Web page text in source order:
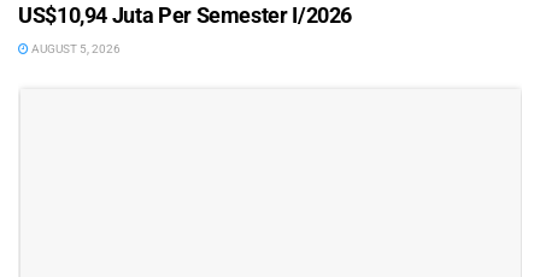
US$10,94 Juta Per Semester I/2026
AUGUST 5, 2026